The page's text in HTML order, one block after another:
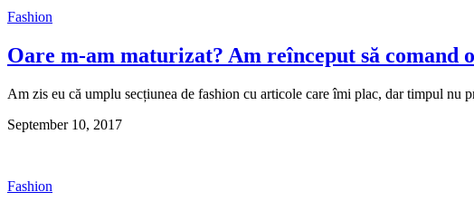
Fashion
Oare m-am maturizat? Am reînceput să comand
Am zis eu că umplu secțiunea de fashion cu articole care îmi plac, dar timpul nu
September 10, 2017
Fashion